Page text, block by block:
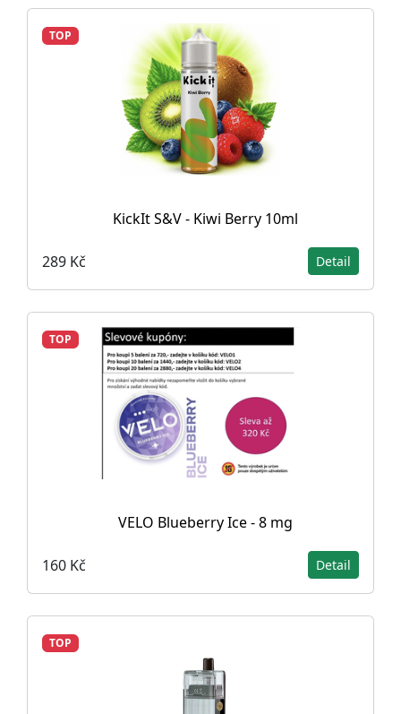
TOP
KickIt S&V - Kiwi Berry 10ml
289 Kč Detail
TOP
VELO Blueberry Ice - 8 mg
160 Kč Detail
TOP